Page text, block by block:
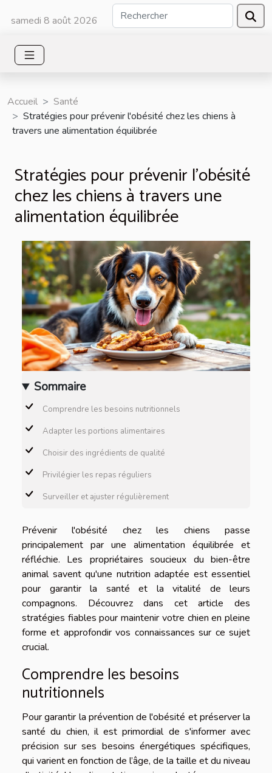
samedi 8 août 2026
Accueil
Santé
Stratégies pour prévenir l'obésité chez les chiens à
travers une alimentation équilibrée
Stratégies pour prévenir l'obésité
chez les chiens à travers une
alimentation équilibrée
Sommaire
Comprendre les besoins nutritionnels
Adapter les portions alimentaires
Choisir des ingrédients de qualité
Privilégier les repas réguliers
Surveiller et ajuster régulièrement
Prévenir l'obésité chez les chiens passe
principalement par une alimentation équilibrée et
réfléchie. Les propriétaires soucieux du bien-être
animal savent qu'une nutrition adaptée est essentiel
pour garantir la santé et la vitalité de leurs
compagnons. Découvrez dans cet article des
stratégies fiables pour maintenir votre chien en pleine
forme et approfondir vos connaissances sur ce sujet
crucial.
Comprendre les besoins
nutritionnels
Pour garantir la prévention de l'obésité et préserver la
santé du chien, il est primordial de s'informer avec
précision sur ses besoins énergétiques spécifiques,
qui varient en fonction de l’âge, de la taille et du niveau